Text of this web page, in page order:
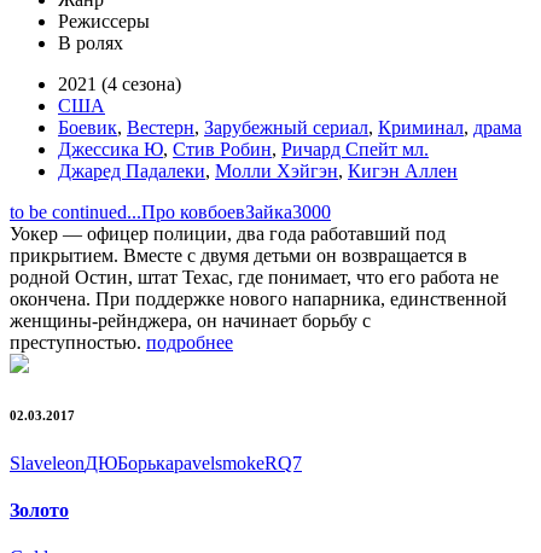
Режиссеры
В ролях
2021 (4 сезона)
США
Боевик, Вестерн, Зарубежный сериал, Криминал, драма
Джессика Ю, Стив Робин, Ричард Спейт мл.
Джаред Падалеки, Молли Хэйгэн, Кигэн Аллен
to be continued...Про ковбоевЗайка3000
Уокер — офицер полиции, два года работавший под
прикрытием. Вместе с двумя детьми он возвращается в
родной Остин, штат Техас, где понимает, что его работа не
окончена. При поддержке нового напарника, единственной
женщины-рейнджера, он начинает борьбу с
преступностью. подробнее
02.03.2017
SlaveleonДЮБорькаpavelsmokeRQ7
Золото